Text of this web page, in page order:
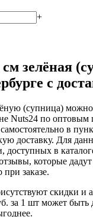
+
зелёная
с
(супница)
Nuts24 по оптовым
в
доставку. Для
доступных в
которые
заказе.
скидки и
за 1 шт может быть